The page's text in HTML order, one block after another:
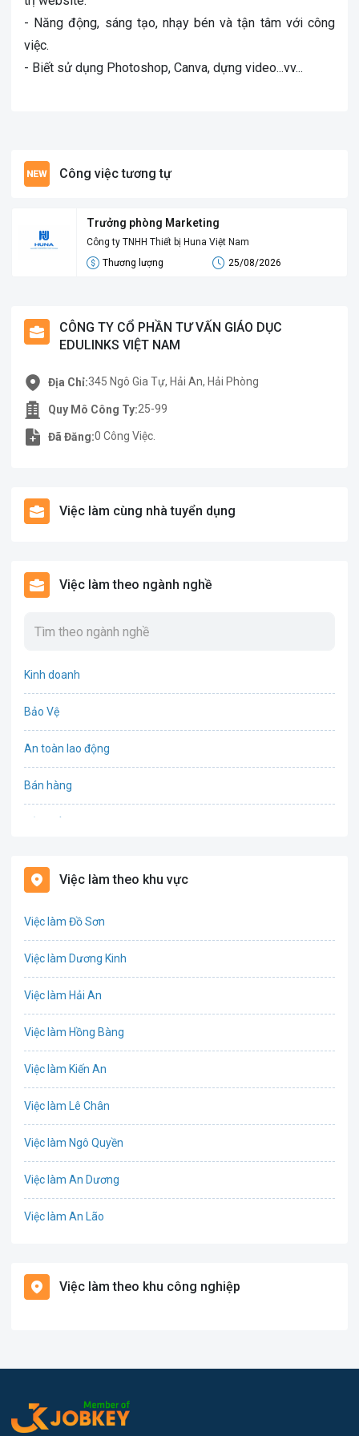
- Năng động, sáng tạo, nhạy bén và tận tâm với công
việc.
- Biết sử dụng Photoshop, Canva, dựng video...vv...
Công việc tương tự
Trưởng phòng Marketing
Công ty TNHH Thiết bị Huna Việt Nam
Thương lượng
25/08/2026
CÔNG TY CỔ PHẦN TƯ VẤN GIÁO DỤC
EDULINKS VIỆT NAM
Địa Chỉ:345 Ngô Gia Tự, Hải An, Hải Phòng
Quy Mô Công Ty:25-99
Đã Đăng:0 Công Việc.
Việc làm cùng nhà tuyển dụng
Việc làm theo ngành nghề
Kinh doanh
Bảo Vệ
An toàn lao động
Bán hàng
Biên phiên dịch
Văn Phòng
Lao Động Phổ Thông
Việc làm theo khu vực
Việc làm Đồ Sơn
Việc làm Dương Kinh
Việc làm Hải An
Việc làm Hồng Bàng
Việc làm Kiến An
Việc làm Lê Chân
Việc làm Ngô Quyền
Việc làm An Dương
Việc làm An Lão
Việc làm Cát Hải
Việc làm Tiên Lãng
Việc làm theo khu công nghiệp